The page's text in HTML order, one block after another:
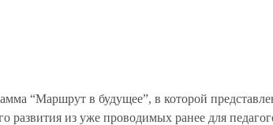
“Маршрут в будущее”, в которой
из уже проводимых ранее для